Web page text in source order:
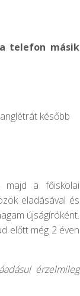
telefon másik
később
majd a főiskolai
eladásával és
újságíróként.
előtt még 2 éven
érzelmileg